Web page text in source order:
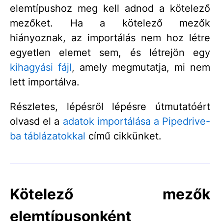
elemtípushoz meg kell adnod a kötelező
mezőket. Ha a kötelező mezők
hiányoznak, az importálás nem hoz létre
egyetlen elemet sem, és létrejön egy
kihagyási fájl, amely megmutatja, mi nem
lett importálva.
Részletes, lépésről lépésre útmutatóért
olvasd el a adatok importálása a Pipedrive-
ba táblázatokkal című cikkünket.
Kötelező mezők
elemtípusonként